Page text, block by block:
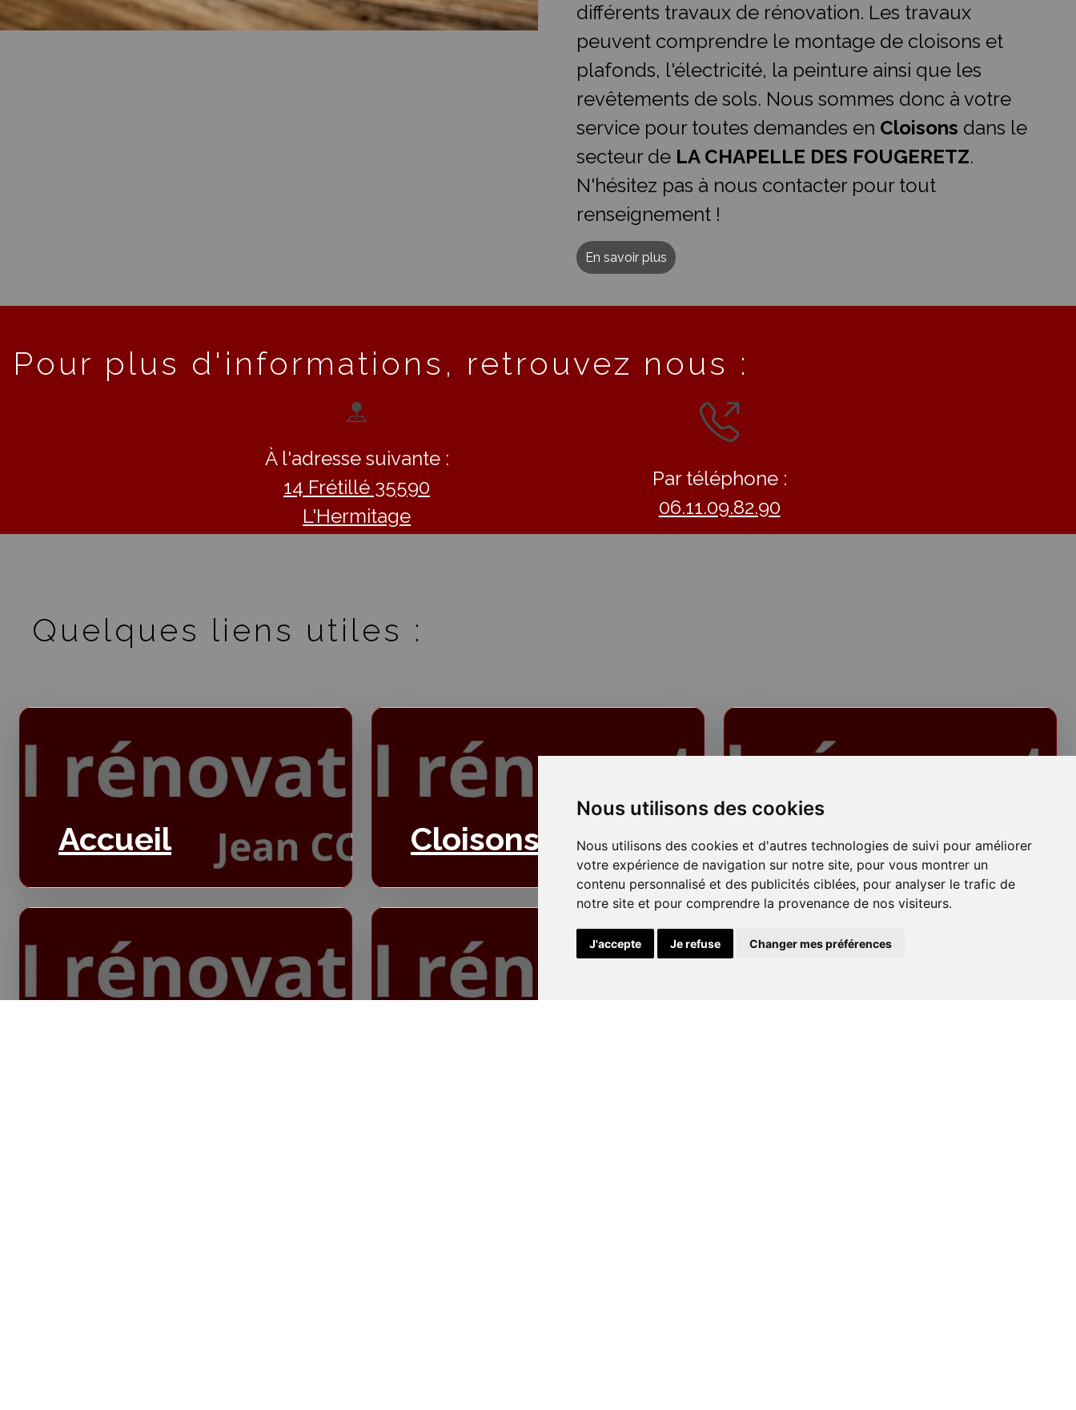
Nous utilisons des cookies
Nous utilisons des cookies et d'autres technologies de suivi pour améliorer
votre expérience de navigation sur notre site, pour vous montrer un
contenu personnalisé et des publicités ciblées, pour analyser le trafic de
notre site et pour comprendre la provenance de nos visiteurs.
J'accepte Je refuse Changer mes préférences
différents travaux de rénovation. Les travaux
peuvent comprendre le montage de cloisons et
plafonds, l'électricité, la peinture ainsi que les
revêtements de sols. Nous sommes donc à votre
service pour toutes demandes en Cloisons dans le
secteur de LA CHAPELLE DES FOUGERETZ.
N'hésitez pas à nous contacter pour tout
renseignement !
En savoir plus
Pour plus d'informations, retrouvez nous :
À l'adresse suivante :
14 Frétillé 35590
L'Hermitage
Par téléphone :
06.11.09.82.90
Quelques liens utiles :
Accueil Cloisons Plafonds